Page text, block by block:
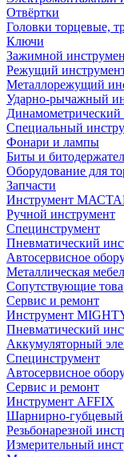
Отвёртки
Головки торцевые,
Ключи
Зажимной
Режущий
Металлорежущий
Ударно-рычажный
Динамометрический
Специальный
Фонари и лампы
Биты и
Оборудование для
Запчасти
Инструмент
Ручной инструмент
Специнструмент
Пневматический
Автосервисное
Металлическая
Сопутствующие
Сервис и ремонт
Инструмент
Пневматический
Аккумуляторный
Специнструмент
Автосервисное
Сервис и ремонт
Инструмент AFFIX
Шарнирно-губцевый
Резьбонарезной
Измерительный